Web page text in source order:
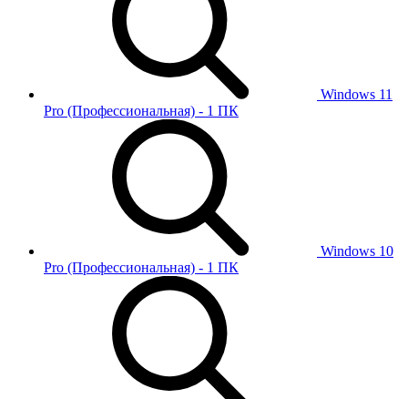
Windows 11
Pro (Профессиональная) - 1 ПК
Windows 10
Pro (Профессиональная) - 1 ПК